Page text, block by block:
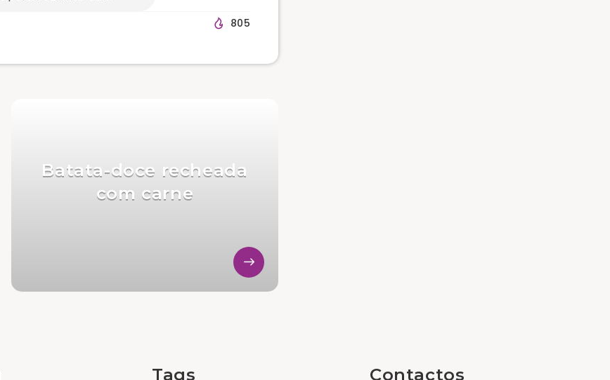
805
Batata-doce recheada
com carne
Tags Contactos